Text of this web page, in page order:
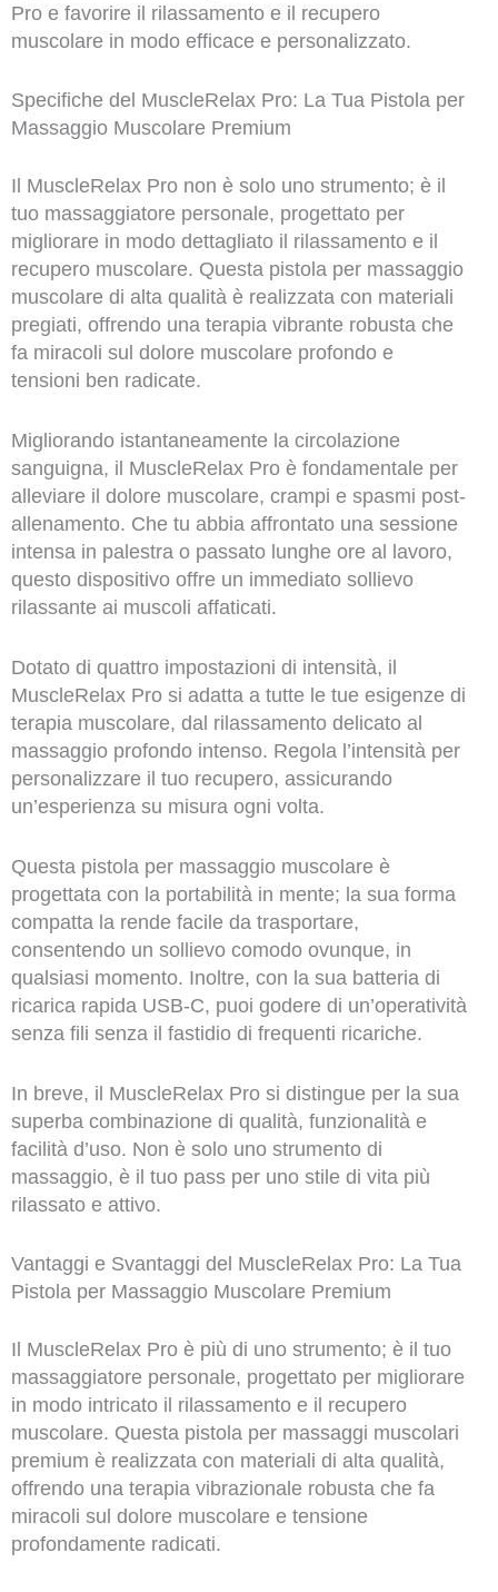
Pro e favorire il rilassamento e il recupero
muscolare in modo efficace e personalizzato.
Specifiche del MuscleRelax Pro: La Tua Pistola per
Massaggio Muscolare Premium
Il MuscleRelax Pro non è solo uno strumento; è il
tuo massaggiatore personale, progettato per
migliorare in modo dettagliato il rilassamento e il
recupero muscolare. Questa pistola per massaggio
muscolare di alta qualità è realizzata con materiali
pregiati, offrendo una terapia vibrante robusta che
fa miracoli sul dolore muscolare profondo e
tensioni ben radicate.
Migliorando istantaneamente la circolazione
sanguigna, il MuscleRelax Pro è fondamentale per
alleviare il dolore muscolare, crampi e spasmi post-
allenamento. Che tu abbia affrontato una sessione
intensa in palestra o passato lunghe ore al lavoro,
questo dispositivo offre un immediato sollievo
rilassante ai muscoli affaticati.
Dotato di quattro impostazioni di intensità, il
MuscleRelax Pro si adatta a tutte le tue esigenze di
terapia muscolare, dal rilassamento delicato al
massaggio profondo intenso. Regola l’intensità per
personalizzare il tuo recupero, assicurando
un’esperienza su misura ogni volta.
Questa pistola per massaggio muscolare è
progettata con la portabilità in mente; la sua forma
compatta la rende facile da trasportare,
consentendo un sollievo comodo ovunque, in
qualsiasi momento. Inoltre, con la sua batteria di
ricarica rapida USB-C, puoi godere di un’operatività
senza fili senza il fastidio di frequenti ricariche.
In breve, il MuscleRelax Pro si distingue per la sua
superba combinazione di qualità, funzionalità e
facilità d’uso. Non è solo uno strumento di
massaggio, è il tuo pass per uno stile di vita più
rilassato e attivo.
Vantaggi e Svantaggi del MuscleRelax Pro: La Tua
Pistola per Massaggio Muscolare Premium
Il MuscleRelax Pro è più di uno strumento; è il tuo
massaggiatore personale, progettato per migliorare
in modo intricato il rilassamento e il recupero
muscolare. Questa pistola per massaggi muscolari
premium è realizzata con materiali di alta qualità,
offrendo una terapia vibrazionale robusta che fa
miracoli sul dolore muscolare e tensione
profondamente radicati.